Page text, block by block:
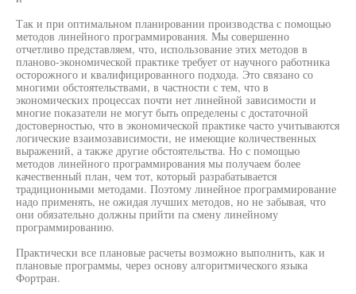
Так и при оптимальном планировании производства с помощью
методов линейного программирования. Мы совершенно
отчетливо представляем, что, использование этих методов в
планово-экономической практике требует от научного работника
осторожного и квалифицированного подхода. Это связано со
многими обстоятельствами, в частности с тем, что в
экономических процессах почти нет линейной зависимости и
многие показатели не могут быть определены с достаточной
достоверностью, что в экономической практике часто учитываются
логические взаимозависимости, не имеющие количественных
выражений, а также другие обстоятельства. Но с помощью
методов линейного программирования мы получаем более
качественный план, чем тот, который разрабатывается
традиционными методами. Поэтому линейное программирование
надо применять, не ожидая лучших методов, но не забывая, что
они обязательно должны прийти па смену линейному
программированию.
Практически все плановые расчеты возможно выполнить, как и
плановые программы, через основу алгоритмического языка
Фортран.